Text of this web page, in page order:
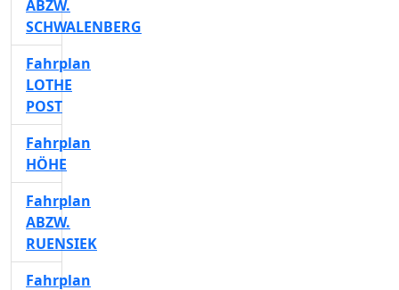
ABZW.
SCHWALENBERG
Fahrplan
LOTHE
POST
Fahrplan
HÖHE
Fahrplan
ABZW.
RUENSIEK
Fahrplan